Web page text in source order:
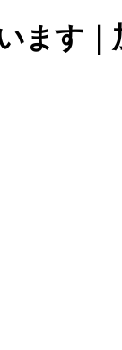
す